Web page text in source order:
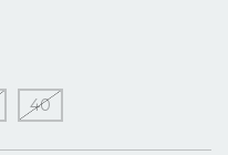
40